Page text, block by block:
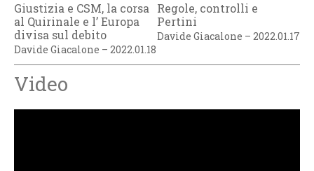
Giustizia e CSM, la corsa
al Quirinale e l’ Europa
divisa sul debito
Davide Giacalone – 2022.01.18
Regole, controlli e
Pertini
Davide Giacalone – 2022.01.17
Video